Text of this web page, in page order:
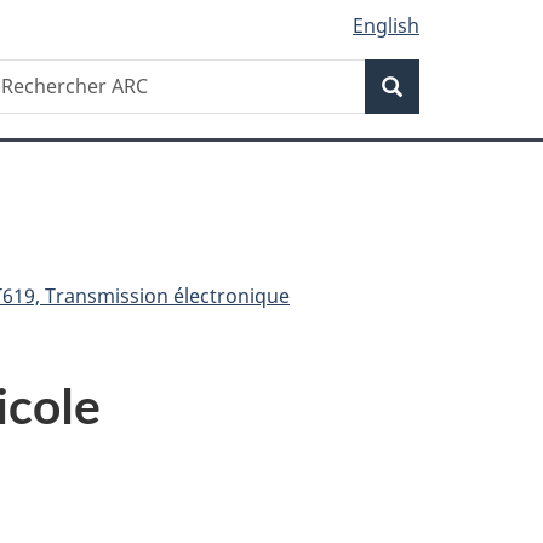
English
Recherche
Transmission électronique